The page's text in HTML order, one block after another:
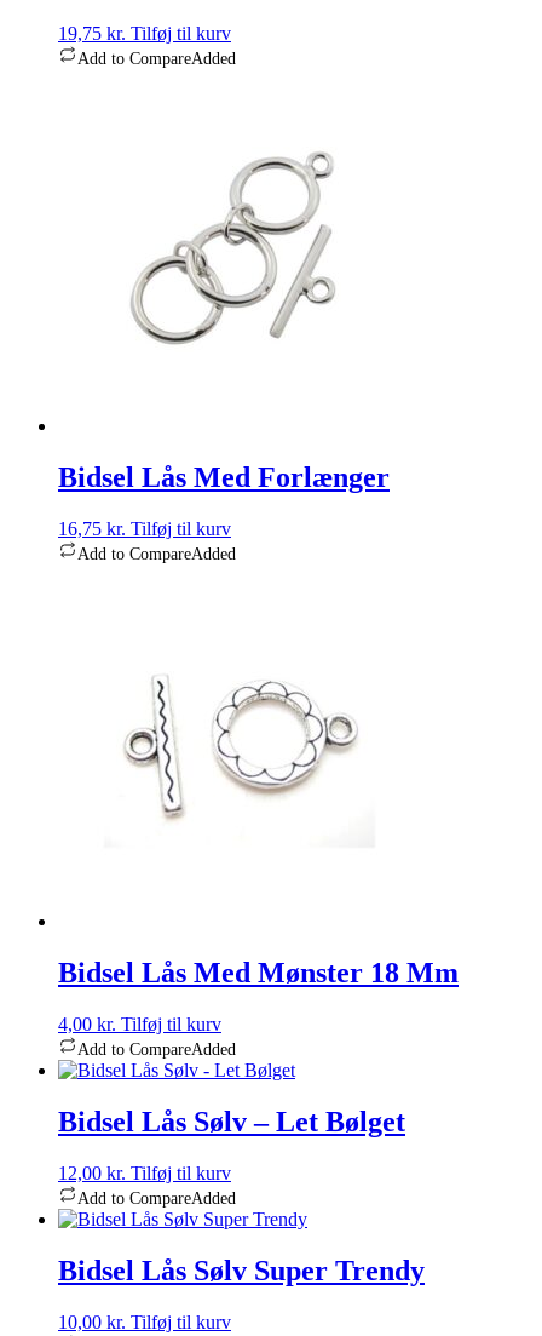
19,75 kr. Tilføj til kurv
Add to CompareAdded
Bidsel Lås Med Forlænger
16,75 kr. Tilføj til kurv
Add to CompareAdded
Bidsel Lås Med Mønster 18 Mm
4,00 kr. Tilføj til kurv
Add to CompareAdded
Bidsel Lås Sølv – Let Bølget
12,00 kr. Tilføj til kurv
Add to CompareAdded
Bidsel Lås Sølv Super Trendy
10,00 kr. Tilføj til kurv